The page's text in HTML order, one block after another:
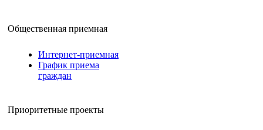
Общественная приемная
Интернет-приемная
График приема
граждан
Приоритетные проекты